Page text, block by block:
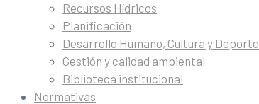
Recursos Hídricos
Planificación
Desarrollo Humano, Cultura y Deporte
Gestión y calidad ambiental
Biblioteca institucional
Normativas